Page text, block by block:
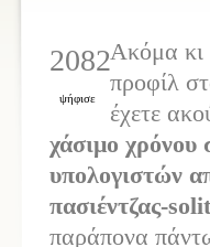
2082
ψήφισε
Ακόμα κι
προφίλ
έχετε
χάσιμο χρόνου
υπολογιστών
πασιέντζας-
παράπονα